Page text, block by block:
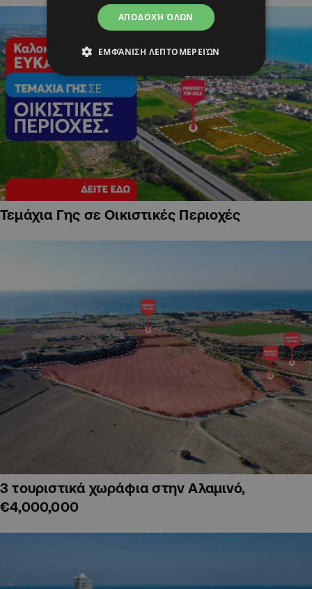
Τεμάχια Γης σε Οικιστικές Περιοχές
3 τουριστικά χωράφια στην Αλαμινό,
€4,000,000
ΑΠΟΔΟΧΉ ΌΛΩΝ
ΕΜΦΆΝΙΣΗ ΛΕΠΤΟΜΕΡΕΙΏΝ